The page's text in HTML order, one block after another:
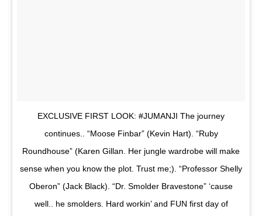
EXCLUSIVE FIRST LOOK: #JUMANJI The journey
continues.. “Moose Finbar” (Kevin Hart). “Ruby
Roundhouse” (Karen Gillan. Her jungle wardrobe will make
sense when you know the plot. Trust me;). “Professor Shelly
Oberon” (Jack Black). “Dr. Smolder Bravestone” ‘cause
well.. he smolders. Hard workin’ and FUN first day of